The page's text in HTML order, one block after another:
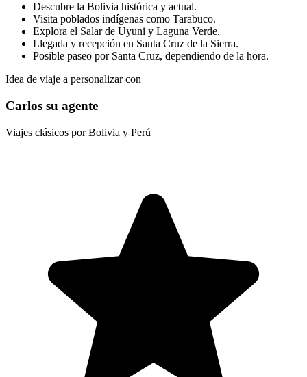
Descubre la Bolivia histórica y actual.
Visita poblados indígenas como Tarabuco.
Explora el Salar de Uyuni y Laguna Verde.
Llegada y recepción en Santa Cruz de la Sierra.
Posible paseo por Santa Cruz, dependiendo de la hora.
Idea de viaje a personalizar con
Carlos su agente
Viajes clásicos por Bolivia y Perú